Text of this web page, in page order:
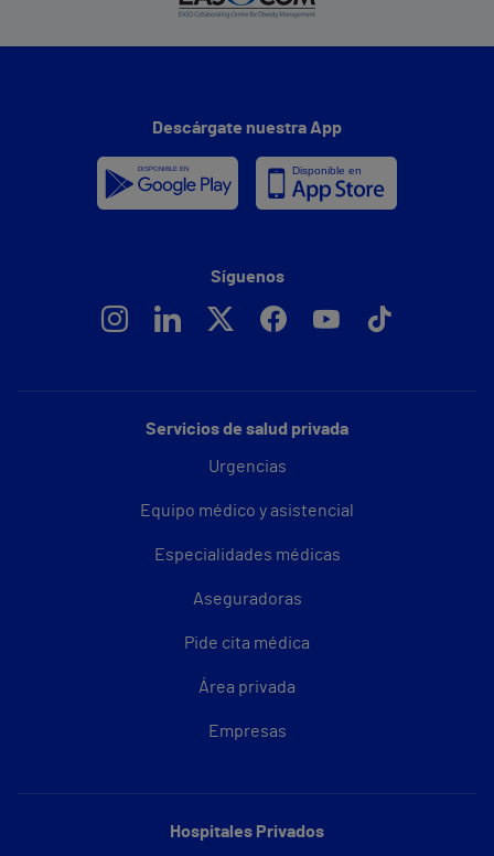
Servicios de salud privada
Urgencias
Equipo médico y asistencial
Especialidades médicas
Aseguradoras
Pide cita médica
Área privada
Empresas
Hospitales Privados
Descárgate nuestra App
Síguenos